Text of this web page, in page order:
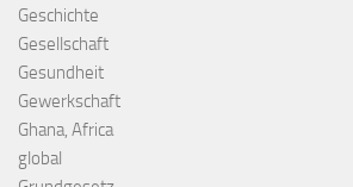
Geschichte
Gesellschaft
Gesundheit
Gewerkschaft
Ghana, Africa
global